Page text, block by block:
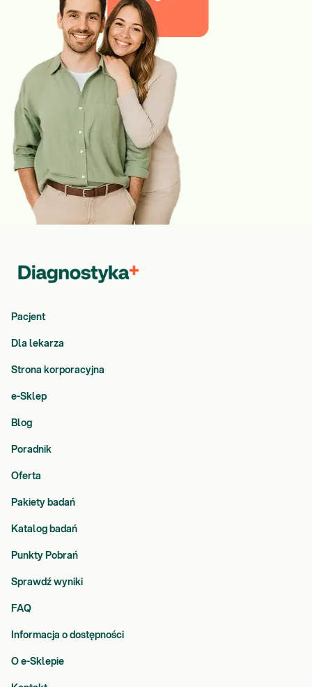
Pacjent
Dla lekarza
Strona korporacyjna
e-Sklep
Blog
Poradnik
Oferta
Pakiety badań
Katalog badań
Punkty Pobrań
Sprawdź wyniki
FAQ
Informacja o dostępności
O e-Sklepie